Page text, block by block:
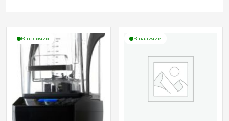
В наличии В наличии